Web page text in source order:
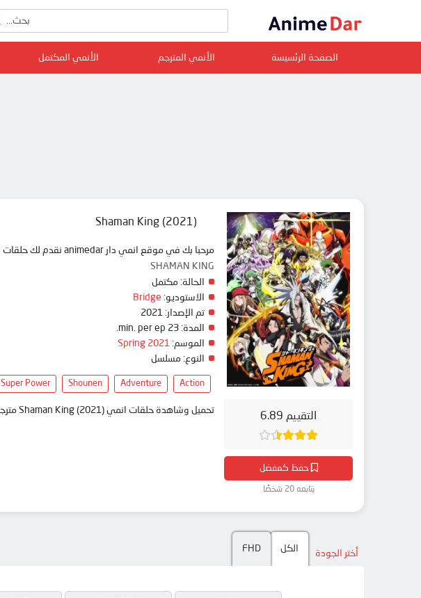
الصفحة الرئسيسة الأنمي المترجم الأنمي المكتمل
التقييم 6.89
حفظ كمفضل
يتابعه 20 شخصًا
Shaman King (2021)
مرحبا بك في موقع انمي دار animedar نقدم لك حلقات انمي Shaman King (2021) مترجم عربي بجودة عالية على سرفرات متعددة, مشاهدة ممتعة
SHAMAN KING
الحالة: مكتمل
الاستوديو: Bridge
تم الإصدار:
المدة:
الموسم: Spring 2021
النوع: مسلسل
Action
Adventure
Shounen
Super Power
تحميل وشاهدة حلقات انمي Shaman King (2021) مترجم بعدة جودات على موقع انمي دار - animedar
أختر الجودة الكل FHD